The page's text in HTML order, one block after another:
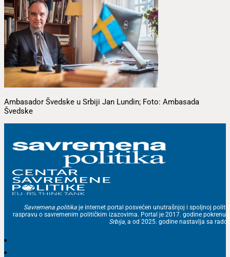
Ambasador Švedske u Srbiji Jan Lundin; Foto: Ambasada
Švedske
Savremena politika je internet portal posvećen unutrašnjoj i spoljnoj
raspravu o savremenim političkim izazovima. Portal je 2017. godine
Srbija , a od 2025. godine nastavlja sa